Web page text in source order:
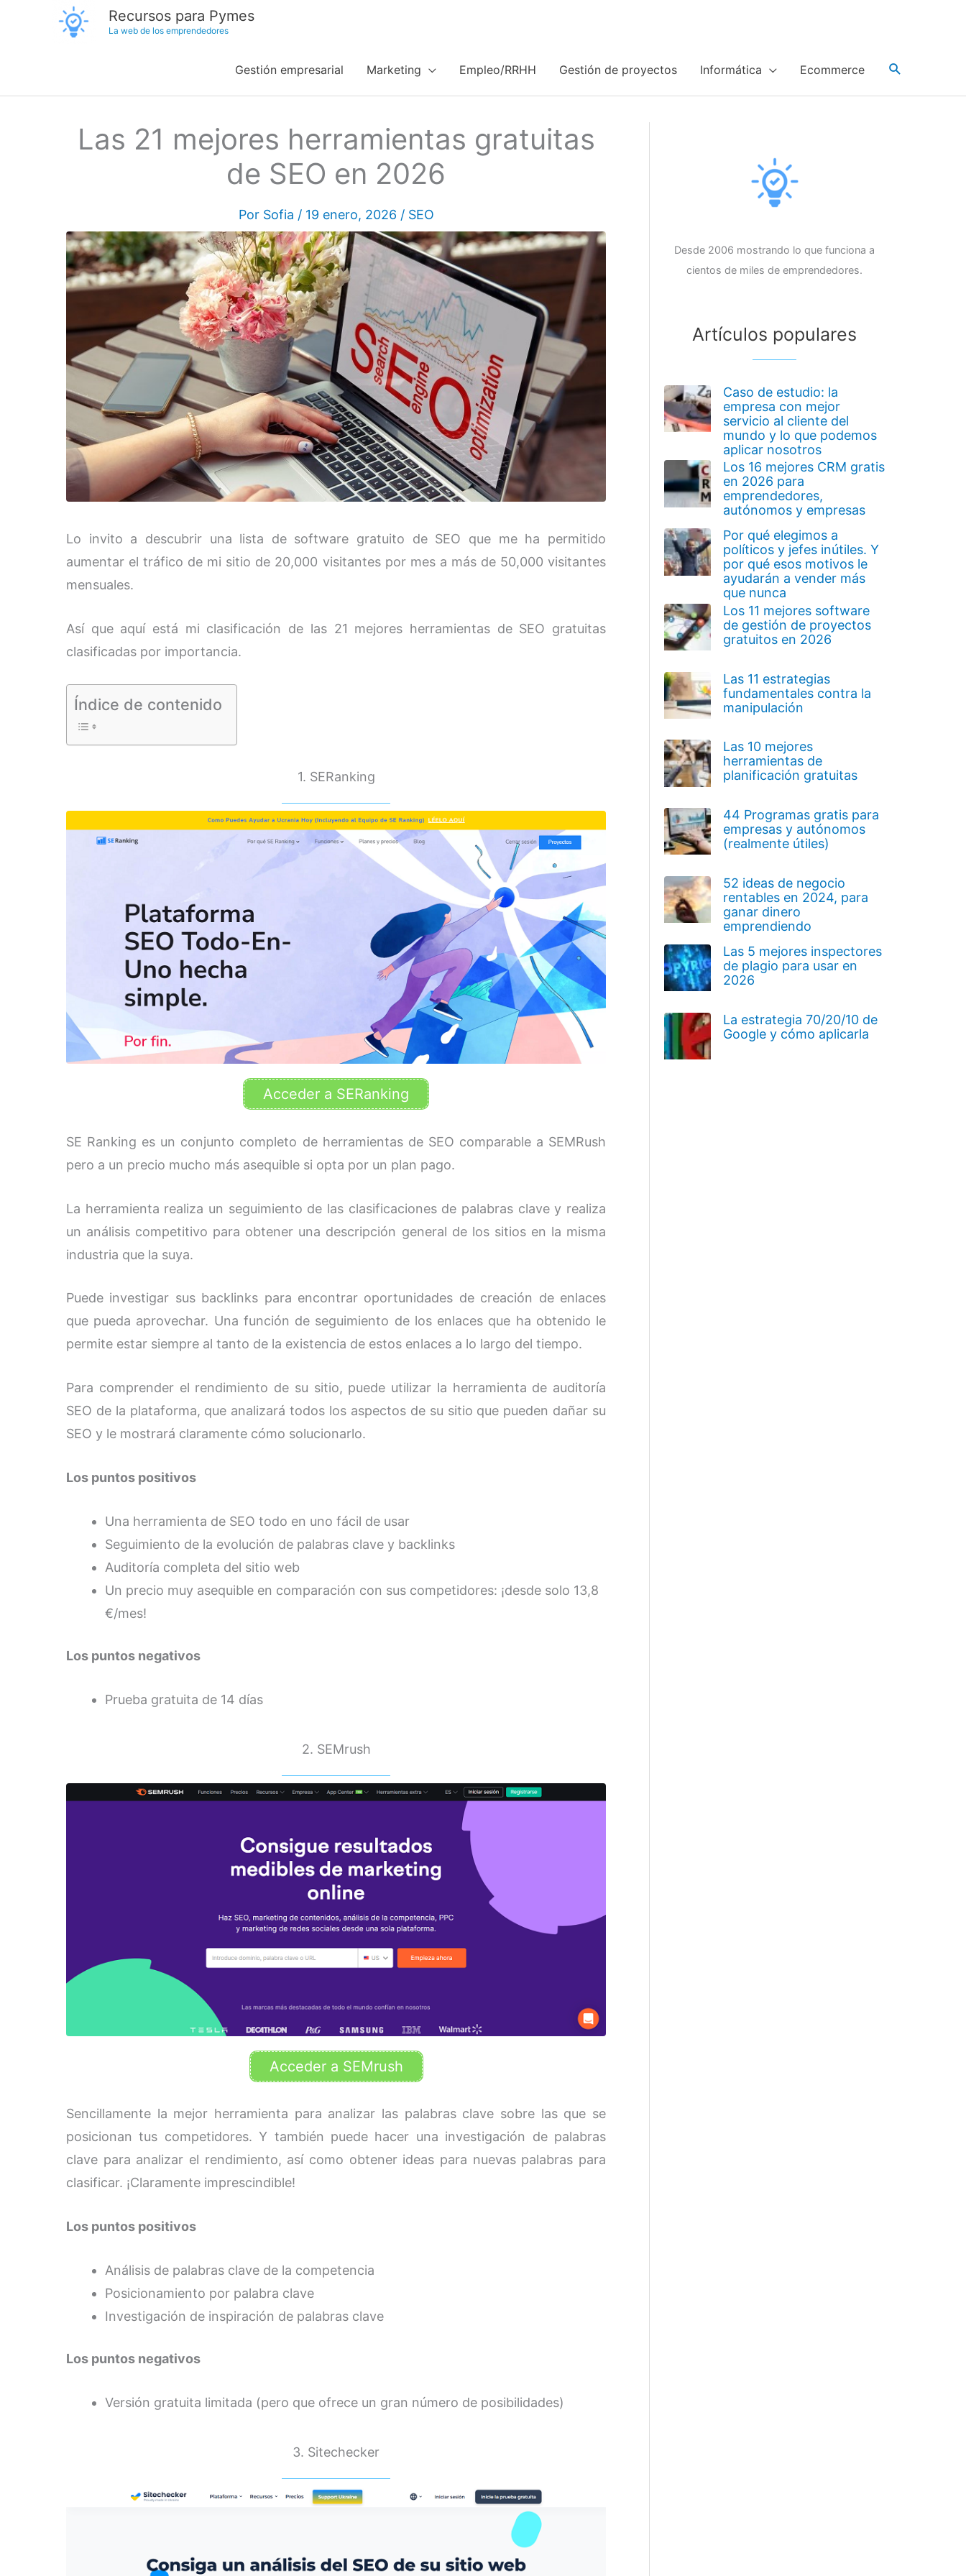
Recursos para Pymes
La web de los emprendedores
Gestión empresarial Marketing Empleo/RRHH Gestión de proyectos Informática Ecommerce
Las 21 mejores herramientas gratuitas
de SEO en 2026
Por Sofia / 19 enero, 2026 / SEO
Lo invito a descubrir una lista de software gratuito de SEO que me ha permitido
aumentar el tráfico de mi sitio de 20,000 visitantes por mes a más de 50,000 visitantes
mensuales.
Así que aquí está mi clasificación de las 21 mejores herramientas de SEO gratuitas
clasificadas por importancia.
Índice de contenido
1. SERanking
Acceder a SERanking
SE Ranking es un conjunto completo de herramientas de SEO comparable a SEMRush
pero a un precio mucho más asequible si opta por un plan pago.
La herramienta realiza un seguimiento de las clasificaciones de palabras clave y realiza
un análisis competitivo para obtener una descripción general de los sitios en la misma
industria que la suya.
Puede investigar sus backlinks para encontrar oportunidades de creación de enlaces
que pueda aprovechar. Una función de seguimiento de los enlaces que ha obtenido le
permite estar siempre al tanto de la existencia de estos enlaces a lo largo del tiempo.
Para comprender el rendimiento de su sitio, puede utilizar la herramienta de auditoría
SEO de la plataforma, que analizará todos los aspectos de su sitio que pueden dañar su
SEO y le mostrará claramente cómo solucionarlo.
Los puntos positivos
Una herramienta de SEO todo en uno fácil de usar
Seguimiento de la evolución de palabras clave y backlinks
Auditoría completa del sitio web
Un precio muy asequible en comparación con sus competidores: ¡desde solo 13,8
€/mes!
Los puntos negativos
Prueba gratuita de 14 días
2. SEMrush
Acceder a SEMrush
Sencillamente la mejor herramienta para analizar las palabras clave sobre las que se
posicionan tus competidores. Y también puede hacer una investigación de palabras
clave para analizar el rendimiento, así como obtener ideas para nuevas palabras para
clasificar. ¡Claramente imprescindible!
Los puntos positivos
Análisis de palabras clave de la competencia
Posicionamiento por palabra clave
Investigación de inspiración de palabras clave
Los puntos negativos
Versión gratuita limitada (pero que ofrece un gran número de posibilidades)
3. Sitechecker
Desde 2006 mostrando lo que funciona a
cientos de miles de emprendedores.
Artículos populares
Caso de estudio: la
empresa con mejor
servicio al cliente del
mundo y lo que podemos
aplicar nosotros
Los 16 mejores CRM gratis
en 2026 para
emprendedores,
autónomos y empresas
Por qué elegimos a
políticos y jefes inútiles. Y
por qué esos motivos le
ayudarán a vender más
que nunca
Los 11 mejores software
de gestión de proyectos
gratuitos en 2026
Las 11 estrategias
fundamentales contra la
manipulación
Las 10 mejores
herramientas de
planificación gratuitas
44 Programas gratis para
empresas y autónomos
(realmente útiles)
52 ideas de negocio
rentables en 2024, para
ganar dinero
emprendiendo
Las 5 mejores inspectores
de plagio para usar en
2026
La estrategia 70/20/10 de
Google y cómo aplicarla